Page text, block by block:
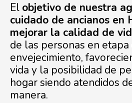
El objetivo de nuestra
cuidado de ancianos en
mejorar la calidad de
de las personas en etapa
envejecimiento,
vida y la posibilidad de
hogar siendo atendidos
manera.